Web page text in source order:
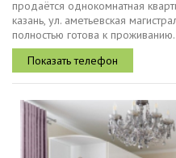
продаётся однокомнатная
казань, ул. аметьевская
полностью готова к
бытовая техника,
новому...